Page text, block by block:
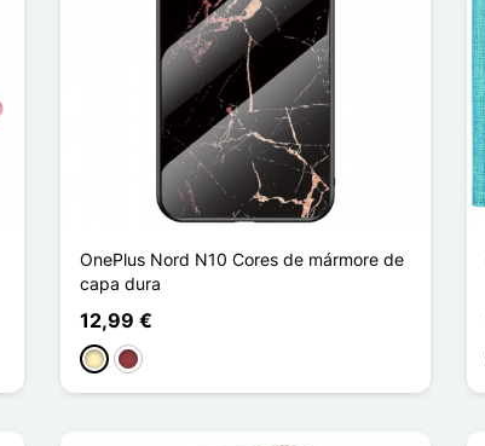
OnePlus Nord N10 Cores de mármore de
capa dura
12,99 €
OuroVermelho escuro